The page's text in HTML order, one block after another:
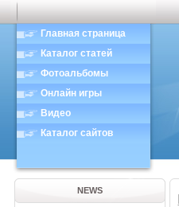
Главная страница
Каталог статей
Фотоальбомы
Онлайн игры
Видео
Каталог сайтов
NEWS